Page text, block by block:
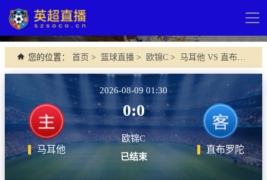
导
网站首页
足球直播
德甲
您的位置： 首页 > 篮球直播 > 欧锦C > 马耳他 VS 直布罗陀
马耳他
2026-08-09 01:30
0:0
欧锦C
已结束
直布罗陀